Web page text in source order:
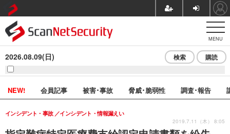
MENU
2026.08.09(日) 検索 購読
NEW! 会員記事 被害･事故 脅威･脆弱性 調査･報告
インシデント・事故 インシデント・情報漏えい
2019.7.11（木） 8:05